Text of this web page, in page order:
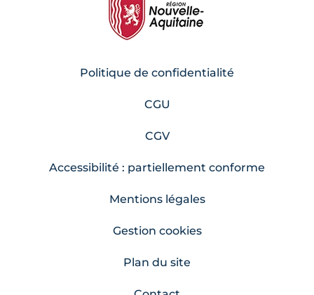
Politique de confidentialité
CGU
CGV
Accessibilité : partiellement conforme
Mentions légales
Gestion cookies
Plan du site